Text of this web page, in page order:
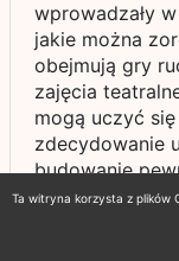
wprowadzały
jakie można
obejmują gry
zajęcia
mogą uczyć
zdecydowanie
budowanie
zabawa była
możliwości
Ta witryna korzysta z plików